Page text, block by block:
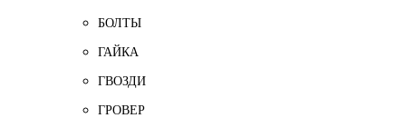
БОЛТЫ
ГАЙКА
ГВОЗДИ
ГРОВЕР